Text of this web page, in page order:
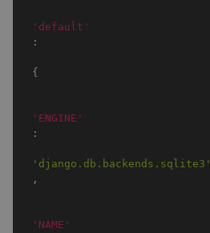
'default'
:
{
'ENGINE'
:
'django.db.backends.sqlite3'
,
'NAME'